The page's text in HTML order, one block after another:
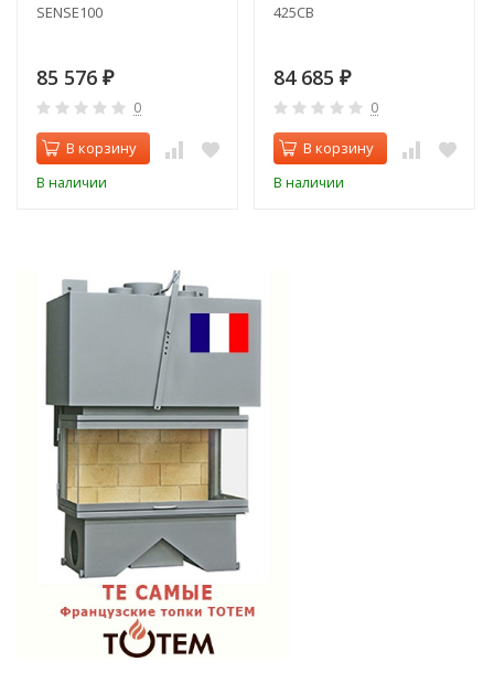
SENSE100
85 576 ₽
0
В корзину
В наличии
425CB
84 685 ₽
0
В корзину
В наличии